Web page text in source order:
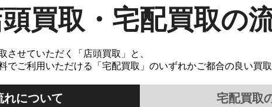
買取・宅配買取の
させていただく「店頭買取」と、
でご利用いただける「宅配買取」のいずれかご都合の良い買
れについて 宅配買取